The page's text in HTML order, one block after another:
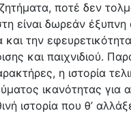
ποτέ δεν
είναι δωρεάν έξυπνη
και την
και παιχνιδιού.
η ιστορία
ικανότητας για
ιστορία που θ’